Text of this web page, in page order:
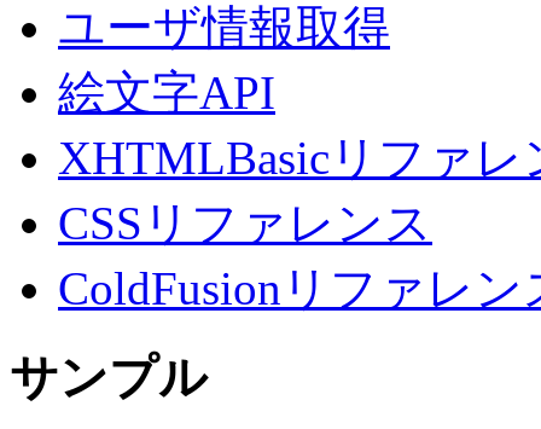
ユーザ情報取得
絵文字API
XHTMLBasicリファレ
CSSリファレンス
ColdFusionリファレン
サンプル